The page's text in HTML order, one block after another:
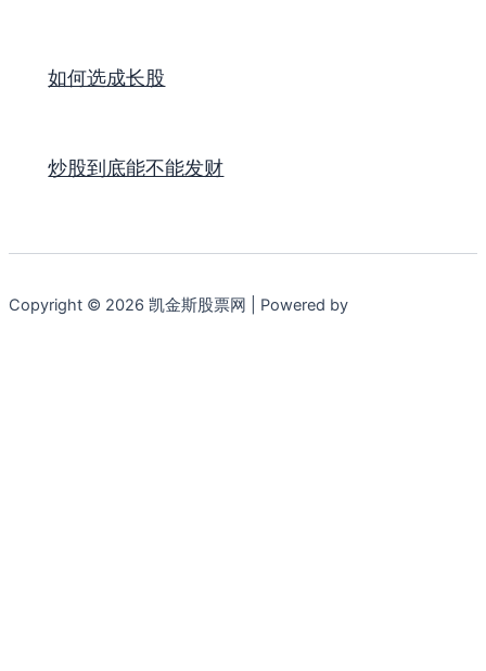
如何选成长股
炒股到底能不能发财
Copyright © 2026 凯金斯股票网 | Powered by